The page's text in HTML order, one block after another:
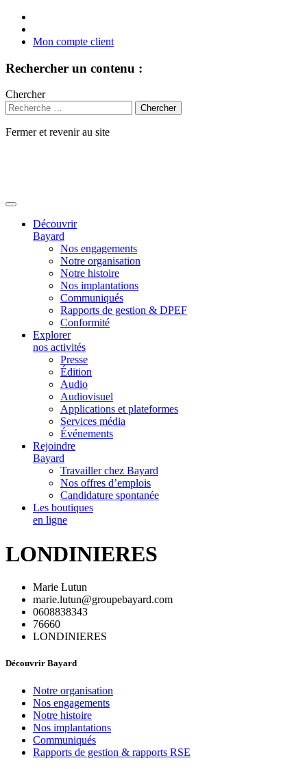
Mon compte client
Rechercher un contenu :
Chercher
Fermer et revenir au site
Découvrir
Bayard
Nos engagements
Notre organisation
Notre histoire
Nos implantations
Communiqués
Rapports de gestion & DPEF
Conformité
Explorer
nos activités
Presse
Édition
Audio
Audiovisuel
Applications et plateformes
Services média
Événements
Rejoindre
Bayard
Travailler chez Bayard
Nos offres d’emplois
Candidature spontanée
Les boutiques
en ligne
LONDINIERES
Marie Lutun
marie.lutun@groupebayard.com
0608838343
76660
LONDINIERES
Découvrir Bayard
Notre organisation
Nos engagements
Notre histoire
Nos implantations
Communiqués
Rapports de gestion & rapports RSE